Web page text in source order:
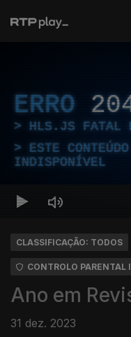
ERRO
HLS.JS FATAL
ESTE
INDISPONÍVEL
CLASSIFICAÇÃO: TODOS
CONTROLO PARENTAL
Ano em
31 dez. 2023